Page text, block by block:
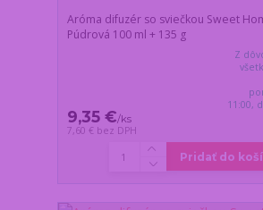
Aróma difuzér so sviečkou Sweet
Púdrová 100 ml + 135 g
9,35 €/ks
7,60 € bez DPH
Z
11:00,
Pridať do